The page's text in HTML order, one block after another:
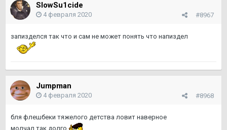
SlowSu1cide
#8967
4 февраля 2020
запизделся так что и сам не может понять что напиздел
Jumpman
#8968
4 февраля 2020
бля флешбеки тяжелого детства ловит наверное
молчал так долго